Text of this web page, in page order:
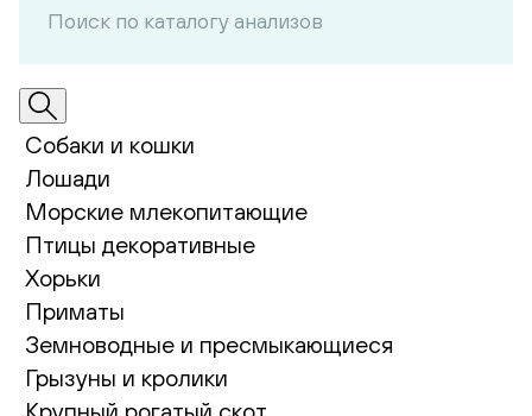
Собаки и кошки
Лошади
Морские млекопитающие
Птицы декоративные
Хорьки
Приматы
Земноводные и пресмыкающиеся
Грызуны и кролики